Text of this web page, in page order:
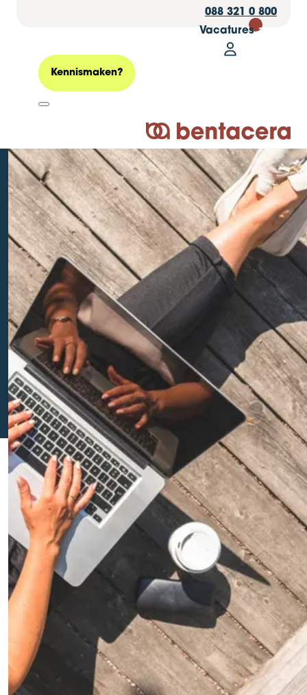
088 321 0 800
Vacatures 30
Mijn
Logo Bentacera
Kennismaken?
Vakantiedagen op
tijd opnemen: tips
voor werkgevers
Geplaatst op: 17 februari 2026
Personeel